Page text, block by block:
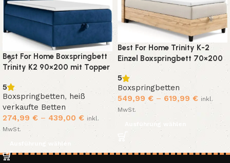
Best For Home Boxspringbett
Trinity K2 90×200 mit Topper
5
Boxspringbetten, heiß
verkaufte Betten
274,99 € – 439,00 € inkl.
MwSt.
Ausführung wählen
Best For Home Trinity K-2
Einzel Boxspringbett 70×200
mit Matratze, Topper,
Bettkasten & Kopfteil
5
Boxspringbetten
549,99 € – 619,99€ inkl.
MwSt.
Ausführung wählen